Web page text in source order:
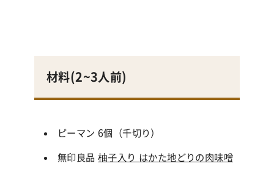
材料(2~3人前)
ピーマン 6個（千切り）
無印良品 柚子入り はかた地どりの肉味噌